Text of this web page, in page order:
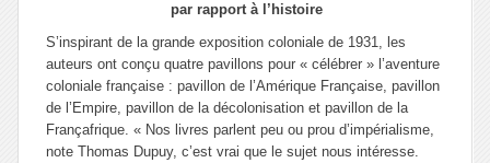
par rapport à l’histoire
S’inspirant de la grande exposition coloniale de 1931, les
auteurs ont conçu quatre pavillons pour « célébrer » l’aventure
coloniale française : pavillon de l’Amérique Française, pavillon
de l’Empire, pavillon de la décolonisation et pavillon de la
Françafrique. « Nos livres parlent peu ou prou d’impérialisme
note Thomas Dupuy, c’est vrai que le sujet nous intéresse.